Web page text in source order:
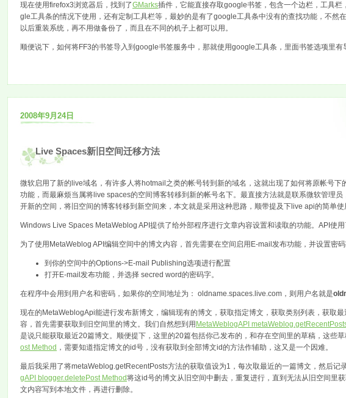
现在使用firefox3浏览器后，找到了GMarks插件，它能直接存取google书签，包含一个边栏，工具
gle工具条的情况下使用，还有定制工具栏等，最妙的是有了google工具条中没有的查找功能，不
以后重装系统，再不用做备份了，而且在不同的机子上都可以用。
顺便说下，如何将FF3的书签导入到google书签服务中，那就使用google工具条，里面书签选项里有
2008年9月24日
Live Spaces新旧空间迁移方法
微软启用了新的live域名，有许多人将hotmail之类的帐号转到新的域名，这就出现了如何将原帐号
功能，而最麻烦当属将live spaces的空间博客转移到新的帐号名下。最直接方法就是联系微软管理
开新的空间，将旧空间的博客转移到新空间来，本文就是采用这种思路，顺带提及下live api的简单使
Windows Live Spaces MetaWeblog API提供了给外部程序进行文章内容设置和读取的功能。API使
为了使用MetaWeblog API编辑空间中的博文内容，首先需要在空间启用E-mail发布功能，并设置密码
到你的空间中的Options->E-mail Publishing选项进行配置
打开E-mail发布功能，并选择 secred word的密码字。
在程序中会用到用户名和密码，如果你的空间地址为： oldname.spaces.live.com，则用户名就是
现在的MetaWeblogApi能进行发布新博文，编辑现有的博文，获取指定博文，获取类别列表，获取
容，首先需要获取到旧空间里的博文。我们自然想到用 MetaWeblogAPI
是说只能获取最近20篇博文。顺便提下，这里的20篇包括你己发布的，和存在空间里的草稿，这些
ost Method ，需要知道指定博文的id号，没有获取到全部博文id的方法作辅助，这又是一个因难。
最后我采用了将metaWeblog.getRecentPosts方法的获取值设为1，每次取最近的一篇博文，然后记
gAPI blogger.deletePost Method将这id号的博文从旧空间中删去，重复进行，直到无法从旧空间里
文内容写到本地文件，再进行删除。